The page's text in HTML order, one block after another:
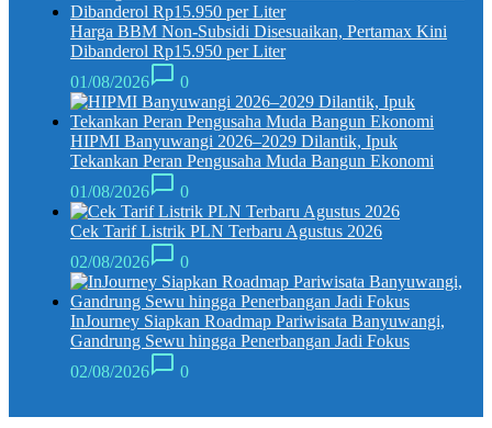
Harga BBM Non-Subsidi Disesuaikan, Pertamax Kini
Dibanderol Rp15.950 per Liter
01/08/2026
0
HIPMI Banyuwangi 2026–2029 Dilantik, Ipuk
Tekankan Peran Pengusaha Muda Bangun Ekonomi
01/08/2026
0
Cek Tarif Listrik PLN Terbaru Agustus 2026
02/08/2026
0
InJourney Siapkan Roadmap Pariwisata Banyuwangi,
Gandrung Sewu hingga Penerbangan Jadi Fokus
02/08/2026
0